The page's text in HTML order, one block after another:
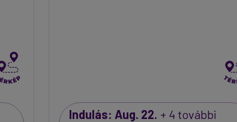
Indulás: Aug. 22. + 4 további